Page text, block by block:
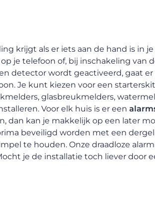
krijgt als er iets aan de hand is in je
je telefoon of, bij inschakeling van
detector wordt geactiveerd, gaat
Je kunt kiezen voor een
glasbreukmelders,
Voor elk huis is er een
dan kan je makkelijk op een later
beveiligd worden met een
te houden. Onze draadloze
je de installatie toch liever door